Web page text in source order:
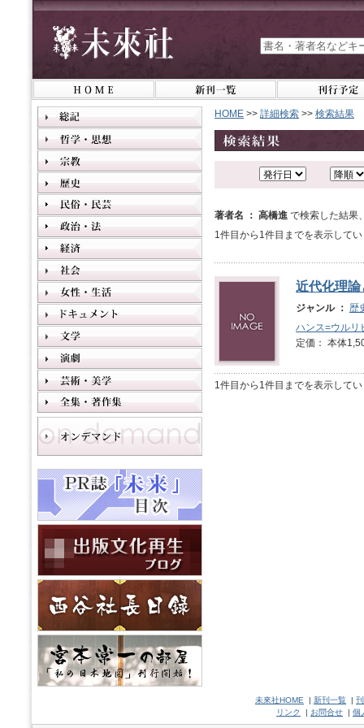
HOME >> 詳細検索 >> 検索結果
著者名 ： 高橋進 で検索した結果
1件目から1件目までを表示して
近代化理論
ジャンル ： 歴
ハンス=ウルリ
定価： 本体
1件目から1件目までを表示して
未來社HOME | 新刊一覧 |
リンク
| お問合せ | 個